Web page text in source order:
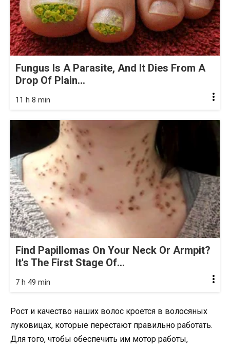
Fungus Is A Parasite, And It Dies From A
Drop Of Plain...
11 h 8 min
Find Papillomas On Your Neck Or Armpit?
It's The First Stage Of...
7 h 49 min
Рост и качество наших волос кроется в волосяных
луковицах, которые перестают правильно работать.
Для того, чтобы обеспечить им мотор работы,